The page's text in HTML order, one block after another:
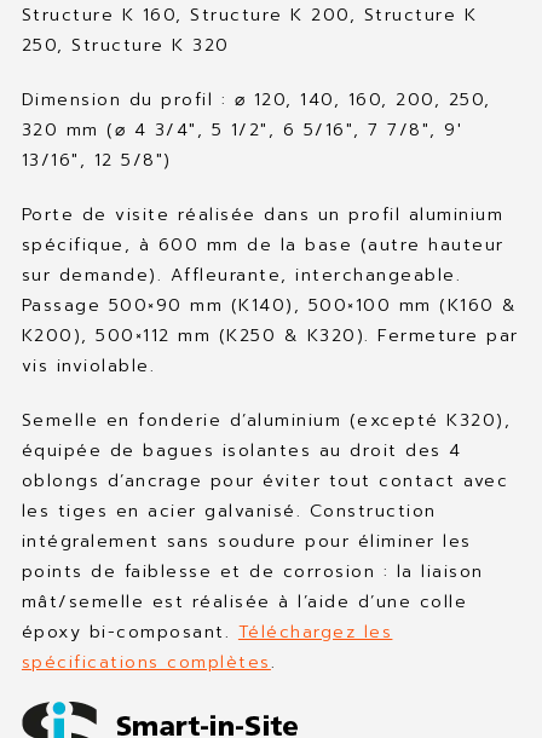
Structure K 160, Structure K 200, Structure K
250, Structure K 320
Dimension du profil : ⌀ 120, 140, 160, 200, 250,
320 mm (⌀ 4 3/4″, 5 1/2″, 6 5/16″, 7 7/8″, 9′
13/16″, 12 5/8″)
Porte de visite réalisée dans un profil aluminium
spécifique, à 600 mm de la base (autre hauteur
sur demande). Affleurante, interchangeable.
Passage 500×90 mm (K140), 500×100 mm (K160 &
K200), 500×112 mm (K250 & K320). Fermeture par
vis inviolable.
Semelle en fonderie d’aluminium (excepté K320),
équipée de bagues isolantes au droit des 4
oblongs d’ancrage pour éviter tout contact avec
les tiges en acier galvanisé. Construction
intégralement sans soudure pour éliminer les
points de faiblesse et de corrosion : la liaison
mât/semelle est réalisée à l’aide d’une colle
époxy bi-composant. Téléchargez les
spécifications complètes.